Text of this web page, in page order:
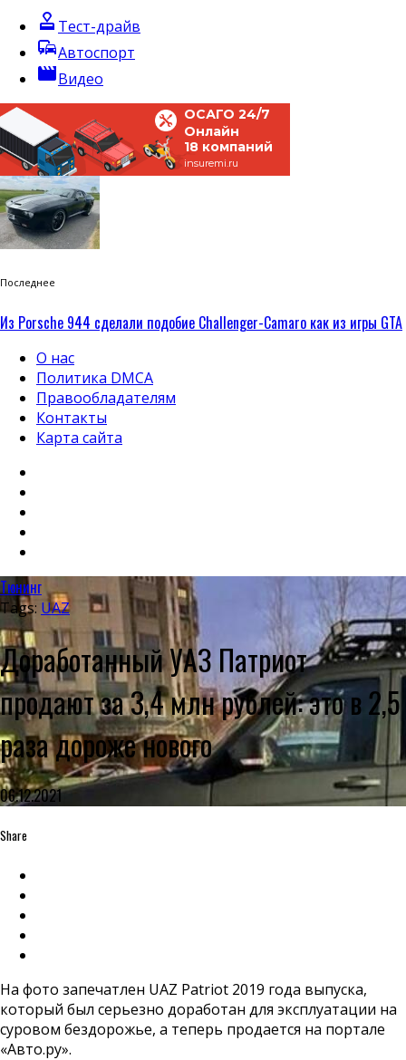
approval Тест-драйв
commuteАвтоспорт
movieВидео
ОСАГО 24/7
Онлайн
18 компаний
insuremi.ru
Последнее
Из Porsche 944 сделали подобие Challenger-Camaro как из игры GTA
О нас
Политика DMCA
Правообладателям
Контакты
Карта сайта
Тюнинг
Tags: UAZ
Доработанный УАЗ Патриот
продают за 3,4 млн рублей: это в 2,5
раза дороже нового
06.12.2021
Share
На фото запечатлен UAZ Patriot 2019 года выпуска,
который был серьезно доработан для эксплуатации на
суровом бездорожье, а теперь продается на портале
«Авто.ру».